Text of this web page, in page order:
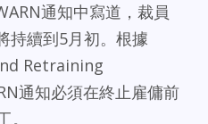
通知中寫道，裁員
持續到5月初。根據
Retraining
通知必須在終止雇傭前